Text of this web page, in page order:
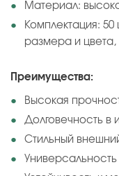
Материал:
Комплектация: 50
размера и цвета,
Преимущества:
Высокая
Долговечность в
Стильный